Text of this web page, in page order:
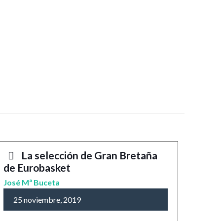
La selección de Gran Bretaña
de Eurobasket
José Mª Buceta
25 noviembre, 2019